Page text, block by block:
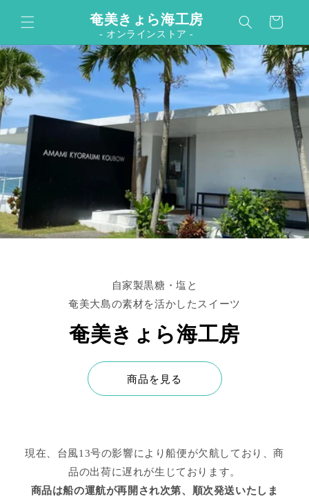
コンテンツに進む奄美きょら海工房
- オンラインストア -
ー
自家製黒糖・塩と
奄美大島の素材を活かしたスイーツ
奄美きょら海工房
商品を見る
現在、台風13号の影響により船便が欠航しており、商
品の出荷に遅れが生じております。
商品は船の運航が再開され次第、順次発送いたしま